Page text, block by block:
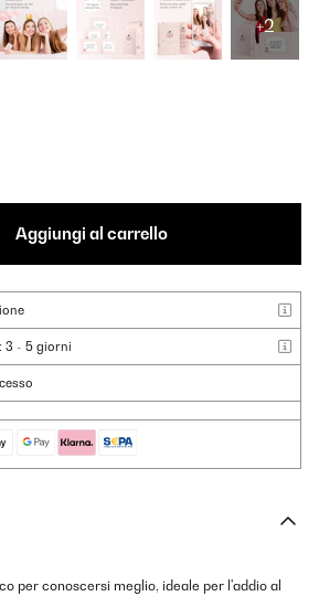
+2
Aggiungi al carrello
3 - 5 giorni
per conoscersi meglio, ideale per l'addio al